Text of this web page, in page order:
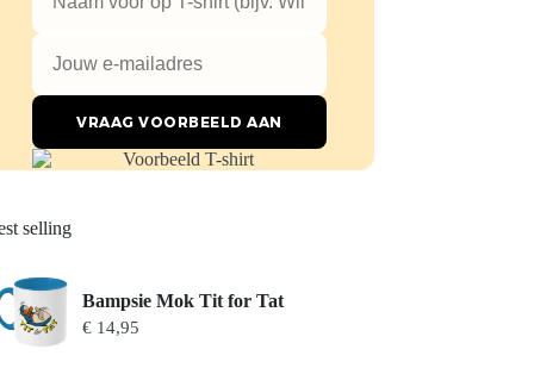
VRAAG VOORBEELD AAN
selling
Bampsie Mok Tit for Tat
€14,95